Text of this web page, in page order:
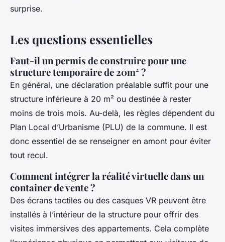
surprise.
Les questions essentielles
Faut-il un permis de construire pour une
structure temporaire de 20m² ?
En général, une déclaration préalable suffit pour une
structure inférieure à 20 m² ou destinée à rester
moins de trois mois. Au-delà, les règles dépendent du
Plan Local d’Urbanisme (PLU) de la commune. Il est
donc essentiel de se renseigner en amont pour éviter
tout recul.
Comment intégrer la réalité virtuelle dans un
container de vente ?
Des écrans tactiles ou des casques VR peuvent être
installés à l’intérieur de la structure pour offrir des
visites immersives des appartements. Cela complète